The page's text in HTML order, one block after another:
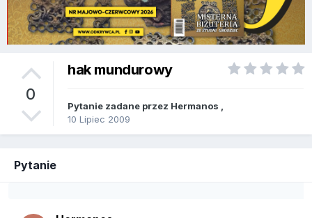
0
hak mundurowy
Pytanie zadane przez Hermanos
10 Lipiec 2009
Pytanie